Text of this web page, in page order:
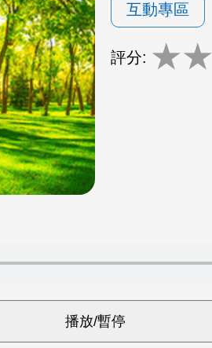
互動專區
評分: ★★